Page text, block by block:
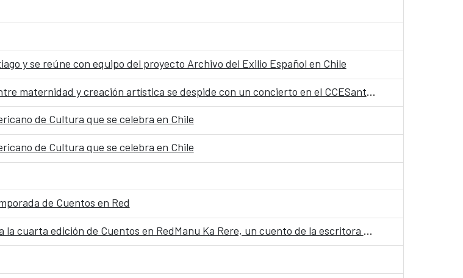
y se reúne con equipo del proyecto Archivo del Exilio Español en Chile
“Entre: órbitas y elipsis”, la exposición sobre la conciliación entre maternidad y creación artística se despide con un concierto en el CCESantiago
de Cultura que se celebra en Chile
de Cultura que se celebra en Chile
de Cuentos en Red
Manu Ka Rere, un cuento de la escritora Vicky Haoa, inaugura la cuarta edición de Cuentos en RedManu Ka Rere, un cuento de la escritora Vicky Haoa, inaugura la cuarta edición de Cuentos en Red